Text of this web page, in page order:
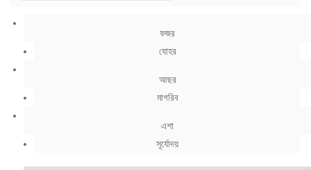
ফজর
যোহর
আছর
মাগরিব
এশা
সূর্যোদয়